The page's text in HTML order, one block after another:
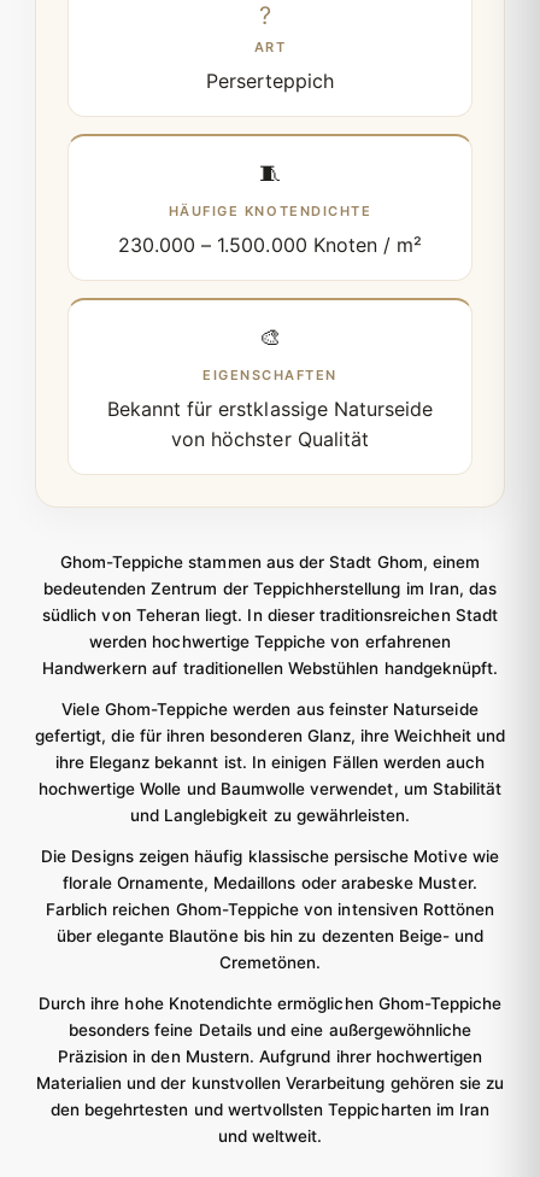
ART
Perserteppich
🧵
HÄUFIGE KNOTENDICHTE
230.000 – 1.500.000 Knoten / m²
🎨
EIGENSCHAFTEN
Bekannt für erstklassige Naturseide
von höchster Qualität
Ghom-Teppiche stammen aus der Stadt Ghom, einem
bedeutenden Zentrum der Teppichherstellung im Iran, das
südlich von Teheran liegt. In dieser traditionsreichen Stadt
werden hochwertige Teppiche von erfahrenen
Handwerkern auf traditionellen Webstühlen handgeknüpft.
Viele Ghom-Teppiche werden aus feinster Naturseide
gefertigt, die für ihren besonderen Glanz, ihre Weichheit und
ihre Eleganz bekannt ist. In einigen Fällen werden auch
hochwertige Wolle und Baumwolle verwendet, um Stabilität
und Langlebigkeit zu gewährleisten.
Die Designs zeigen häufig klassische persische Motive wie
florale Ornamente, Medaillons oder arabeske Muster.
Farblich reichen Ghom-Teppiche von intensiven Rottönen
über elegante Blautöne bis hin zu dezenten Beige- und
Cremetönen.
Durch ihre hohe Knotendichte ermöglichen Ghom-Teppiche
besonders feine Details und eine außergewöhnliche
Präzision in den Mustern. Aufgrund ihrer hochwertigen
Materialien und der kunstvollen Verarbeitung gehören sie zu
den begehrtesten und wertvollsten Teppicharten im Iran
und weltweit.